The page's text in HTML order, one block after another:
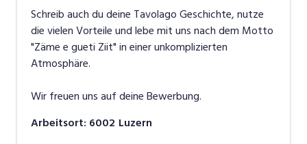
Schreib auch du deine Tavolago Geschichte, nutze
die vielen Vorteile und lebe mit uns nach dem Motto
"Zäme e gueti Ziit" in einer unkomplizierten
Atmosphäre.
Wir freuen uns auf deine Bewerbung.
Arbeitsort: 6002 Luzern